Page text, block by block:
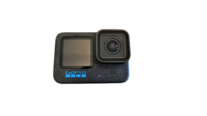
Action Cam GoPro HERO 12 Black